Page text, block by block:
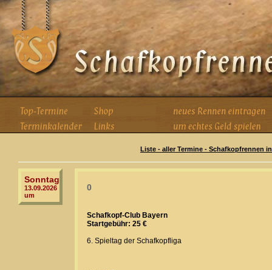
Liste - aller Termine - Schafkopfrennen
Sonntag
13.09.2026
um
0
Schafkopf-Club Bayern
Startgebühr: 25 €
6. Spieltag der Schafkopfliga